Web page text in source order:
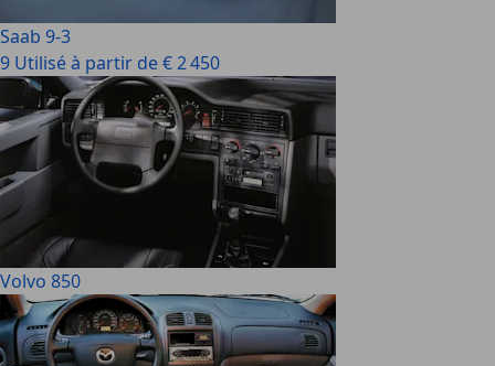
Saab 9-3
9 Utilisé à partir de € 2 450
Volvo 850